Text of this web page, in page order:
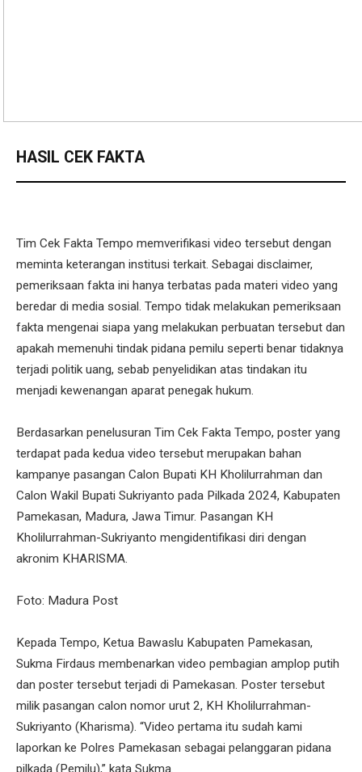
HASIL CEK FAKTA
Tim Cek Fakta Tempo memverifikasi video tersebut dengan
meminta keterangan institusi terkait. Sebagai disclaimer,
pemeriksaan fakta ini hanya terbatas pada materi video yang
beredar di media sosial. Tempo tidak melakukan pemeriksaan
fakta mengenai siapa yang melakukan perbuatan tersebut dan
apakah memenuhi tindak pidana pemilu seperti benar tidaknya
terjadi politik uang, sebab penyelidikan atas tindakan itu
menjadi kewenangan aparat penegak hukum.
Berdasarkan penelusuran Tim Cek Fakta Tempo, poster yang
terdapat pada kedua video tersebut merupakan bahan
kampanye pasangan Calon Bupati KH Kholilurrahman dan
Calon Wakil Bupati Sukriyanto pada Pilkada 2024, Kabupaten
Pamekasan, Madura, Jawa Timur. Pasangan KH
Kholilurrahman-Sukriyanto mengidentifikasi diri dengan
akronim KHARISMA.
Foto: Madura Post
Kepada Tempo, Ketua Bawaslu Kabupaten Pamekasan,
Sukma Firdaus membenarkan video pembagian amplop putih
dan poster tersebut terjadi di Pamekasan. Poster tersebut
milik pasangan calon nomor urut 2, KH Kholilurrahman-
Sukriyanto (Kharisma). “Video pertama itu sudah kami
laporkan ke Polres Pamekasan sebagai pelanggaran pidana
pilkada (Pemilu),” kata Sukma.